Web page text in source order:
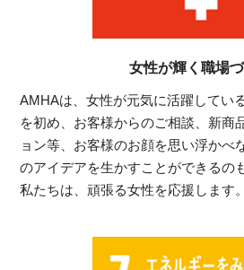
女性が輝く職場
AMHAは、女性が元気に活躍してい
を初め、お客様からのご相談、新商
ョン等、お客様のお顔を思い浮かべ
のアイデアを生かすことができるの
私たちは、頑張る女性を応援します。